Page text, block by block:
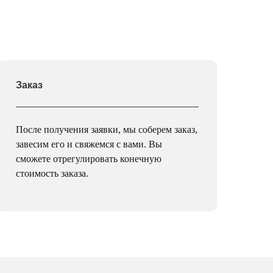
Заказ
После получения заявки, мы соберем заказ,
завесим его и свяжемся с вами. Вы
сможете отрегулировать конечную
стоимость заказа.